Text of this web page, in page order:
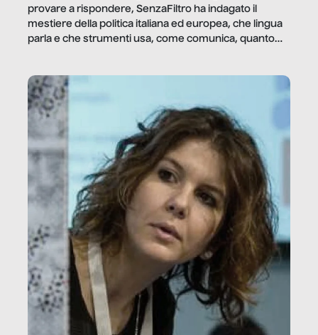
provare a rispondere, SenzaFiltro ha indagato il
mestiere della politica italiana ed europea, che lingua
parla e che strumenti usa, come comunica, quanto